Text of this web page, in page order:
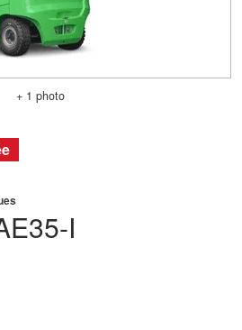
+ 1 photo
I